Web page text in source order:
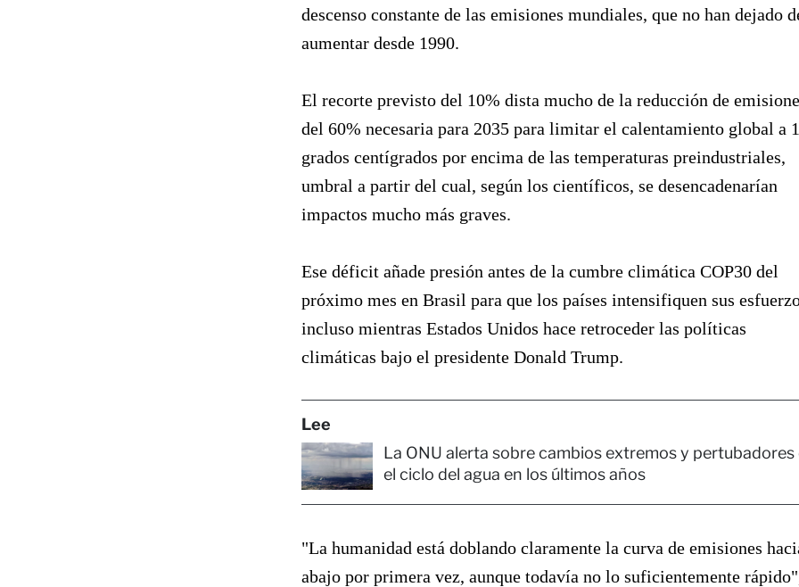
descenso constante de las emisiones mundiales, que no han dejado
aumentar desde 1990.
El recorte previsto del 10% dista mucho de la reducción de
del 60% necesaria para 2035 para limitar el calentamiento global a
grados centígrados por encima de las temperaturas preindustriales,
umbral a partir del cual, según los científicos, se desencadenarían
impactos mucho más graves.
Ese déficit añade presión antes de la cumbre climática COP30 del
próximo mes en Brasil para que los países intensifiquen sus
incluso mientras Estados Unidos hace retroceder las políticas
climáticas bajo el presidente Donald Trump.
Lee
La ONU alerta sobre cambios extremos y pertubadores
el ciclo del agua en los últimos años
"La humanidad está doblando claramente la curva de emisiones
abajo por primera vez, aunque todavía no lo suficientemente